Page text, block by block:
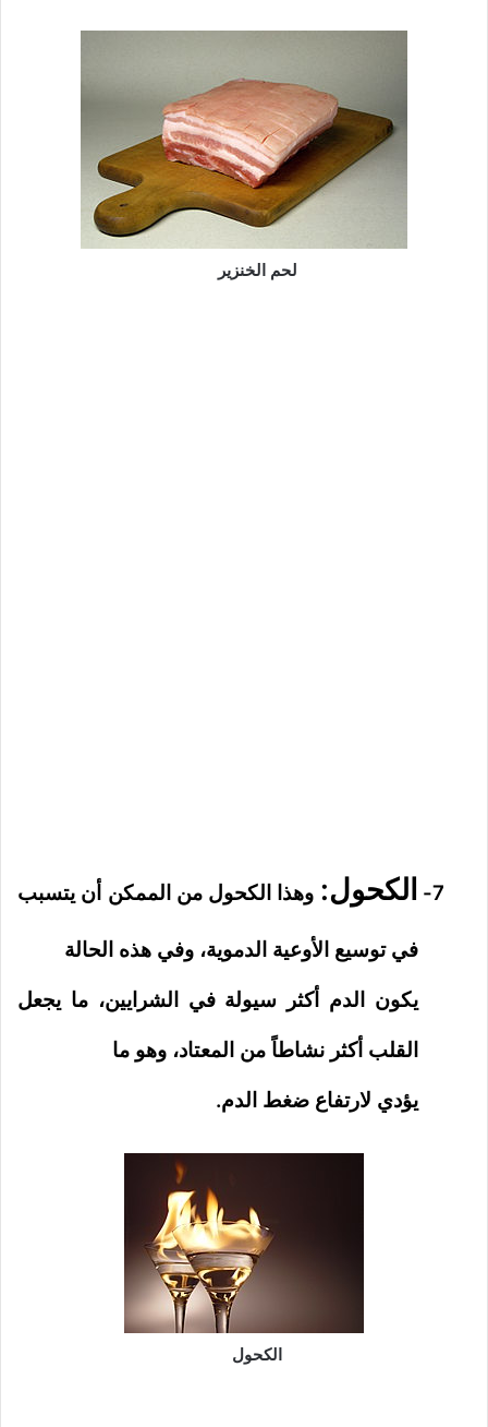
لحم الخنزير
7- الكحول: وهذا الكحول من الممكن أن يتسبب
في توسيع الأوعية الدموية، وفي هذه الحالة
يكون الدم أكثر سيولة في الشرايين، ما يجعل
القلب أكثر نشاطاً من المعتاد، وهو ما
يؤدي لارتفاع ضغط الدم.
الكحول